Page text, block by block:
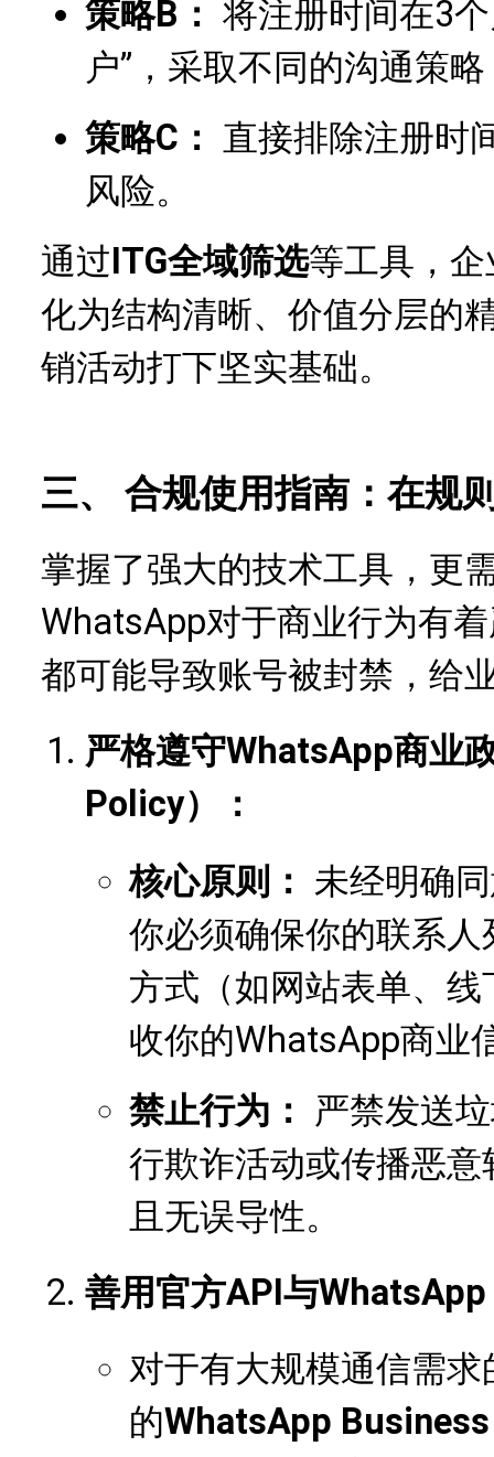
策略B： 将注册时间在3
户”，采取不同的沟通策
策略C： 直接排除注册时
风险。
通过ITG全域筛选等工具，
化为结构清晰、价值分层的
销活动打下坚实基础。
三、 合规使用指南：在规
掌握了强大的技术工具，更
WhatsApp对于商业行为有
都可能导致账号被封禁，给
严格遵守WhatsApp商业
Policy）：
核心原则： 未经明确
你必须确保你的联系
方式（如网站表单、
收你的WhatsApp商业
禁止行为：
严禁发送
行欺诈活动或传播恶
且无误导性。
善用官方API与
对于有大规模通信需
的WhatsApp